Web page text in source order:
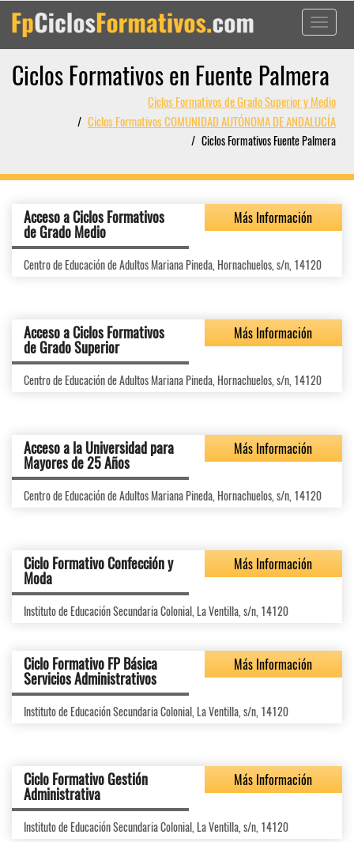
Toggle
Ciclos Formativos en Fuente Palmera
Ciclos Formativos de Grado Superior y Medio
Ciclos Formativos COMUNIDAD AUTÓNOMA DE ANDALUCÍA
Ciclos Formativos Fuente Palmera
Acceso a Ciclos Formativos
de Grado Medio
Más Información
Centro de Educación de Adultos Mariana Pineda, Hornachuelos, s/n, 14120
Acceso a Ciclos Formativos
de Grado Superior
Más Información
Centro de Educación de Adultos Mariana Pineda, Hornachuelos, s/n, 14120
Acceso a la Universidad para
Mayores de 25 Años
Más Información
Centro de Educación de Adultos Mariana Pineda, Hornachuelos, s/n, 14120
Ciclo Formativo Confección y
Moda
Más Información
Instituto de Educación Secundaria Colonial, La Ventilla, s/n, 14120
Ciclo Formativo FP Básica
Servicios Administrativos
Más Información
Instituto de Educación Secundaria Colonial, La Ventilla, s/n, 14120
Ciclo Formativo Gestión
Administrativa
Más Información
Instituto de Educación Secundaria Colonial, La Ventilla, s/n, 14120